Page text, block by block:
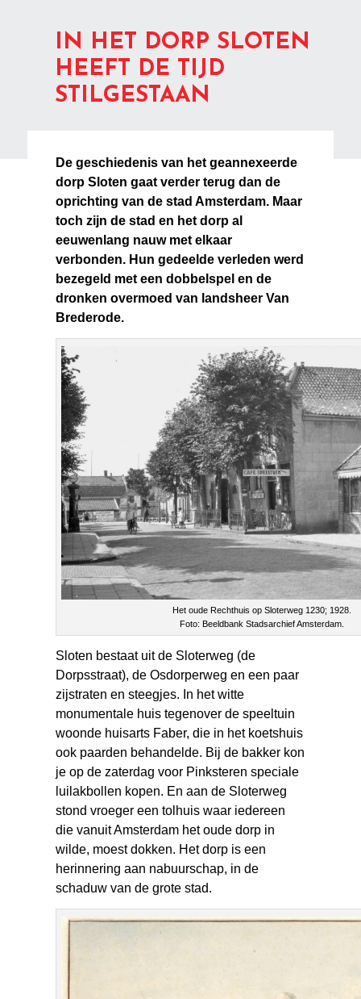
IN HET DORP SLOTEN
HEEFT DE TIJD
STILGESTAAN
De geschiedenis van het geannexeerde
dorp Sloten gaat verder terug dan de
oprichting van de stad Amsterdam. Maar
toch zijn de stad en het dorp al
eeuwenlang nauw met elkaar
verbonden. Hun gedeelde verleden werd
bezegeld met een dobbelspel en de
dronken overmoed van landsheer Van
Brederode.
Het oude Rechthuis op Sloterweg 1230; 1928.
Foto: Beeldbank Stadsarchief Amsterdam.
Sloten bestaat uit de Sloterweg (de
Dorpsstraat), de Osdorperweg en een paar
zijstraten en steegjes. In het witte
monumentale huis tegenover de speeltuin
woonde huisarts Faber, die in het koetshuis
ook paarden behandelde. Bij de bakker kon
je op de zaterdag voor Pinksteren speciale
luilakbollen kopen. En aan de Sloterweg
stond vroeger een tolhuis waar iedereen
die vanuit Amsterdam het oude dorp in
wilde, moest dokken. Het dorp is een
herinnering aan nabuurschap, in de
schaduw van de grote stad.